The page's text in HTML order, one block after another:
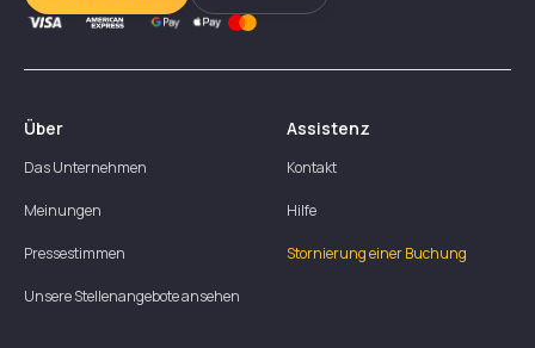
Über
Das Unternehmen
Meinungen
Pressestimmen
Unsere Stellenangebote ansehen
Assistenz
Kontakt
Hilfe
Stornierung einer Buchung